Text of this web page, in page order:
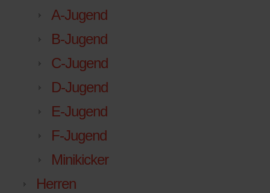
A-Jugend
B-Jugend
C-Jugend
D-Jugend
E-Jugend
F-Jugend
Minikicker
Herren